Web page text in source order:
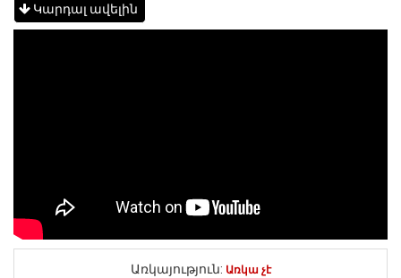
Կարդալ ավելին
Առկայություն: Առկա չէ